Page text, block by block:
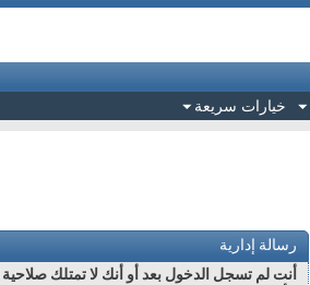
خيارات سريعة
رسالة إدارية
أنت لم تسجل الدخول بعد أو أنك لا تمتلك